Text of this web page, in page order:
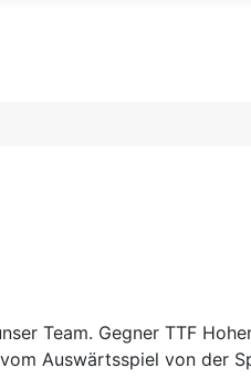
Team. Gegner TTF
Auswärtsspiel von der